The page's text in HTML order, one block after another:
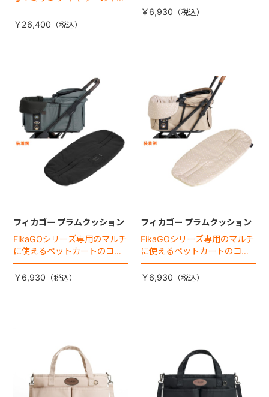
リー部単品が登場！
￥26,400
￥6,930
フィカゴー プラムクッション
FikaGOシリーズ専用のマルチ
に使えるペットカートのコー
ナークッション登場。
￥6,930
フィカゴー プラムクッション
FikaGOシリーズ専用のマルチ
に使えるペットカートのコー
ナークッション登場。
￥6,930